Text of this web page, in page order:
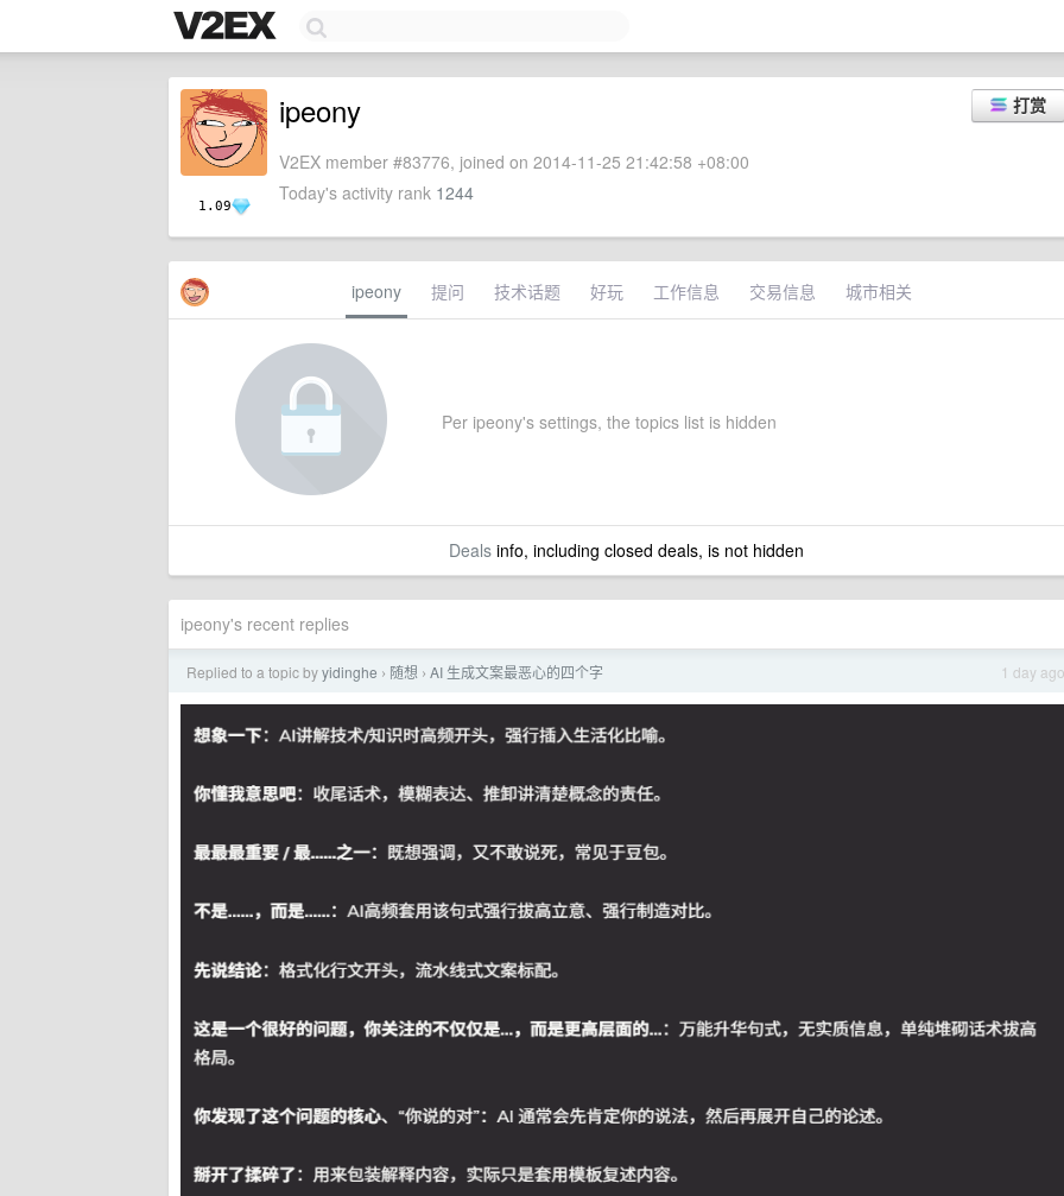
1.09
打赏
ipeony
V2EX member #83776, joined on 2014-11-25 21:42:58 +08:00
Today's activity rank 1244
ipeony 提问 技术话题 好玩 工作信息 交易信息 城市相关
Per ipeony's settings, the topics list is hidden
Dealsinfo, including closed deals, is not hidden
ipeony's recent replies
1 day ago
Replied to a topic byyidinghe › 随想 › AI 生成文案最恶心的四个字